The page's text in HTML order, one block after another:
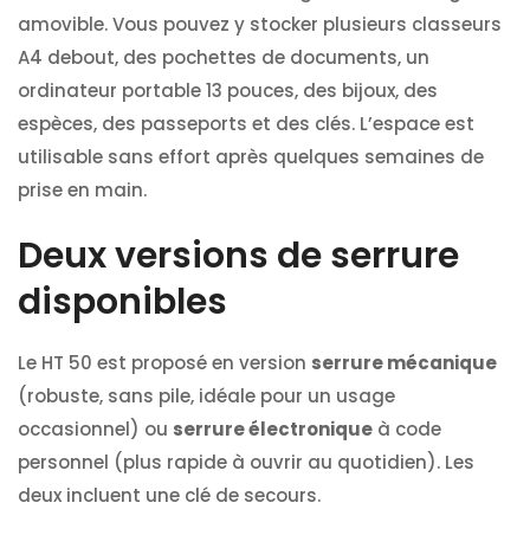
amovible. Vous pouvez y stocker plusieurs classeurs
A4 debout, des pochettes de documents, un
ordinateur portable 13 pouces, des bijoux, des
espèces, des passeports et des clés. L’espace est
utilisable sans effort après quelques semaines de
prise en main.
Deux versions de serrure
disponibles
Le HT 50 est proposé en version serrure mécanique
(robuste, sans pile, idéale pour un usage
occasionnel) ou serrure électronique à code
personnel (plus rapide à ouvrir au quotidien). Les
deux incluent une clé de secours.